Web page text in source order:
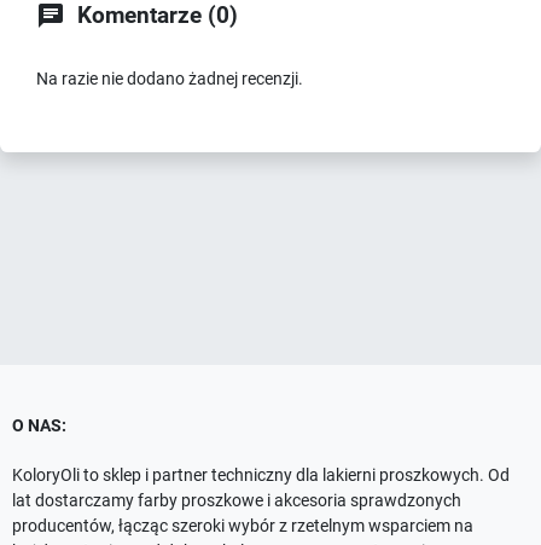
 Komentarze (0)
Na razie nie dodano żadnej recenzji.
O NAS:
KoloryOli to sklep i partner techniczny dla lakierni proszkowych. Od
lat dostarczamy farby proszkowe i akcesoria sprawdzonych
producentów, łącząc szeroki wybór z rzetelnym wsparciem na